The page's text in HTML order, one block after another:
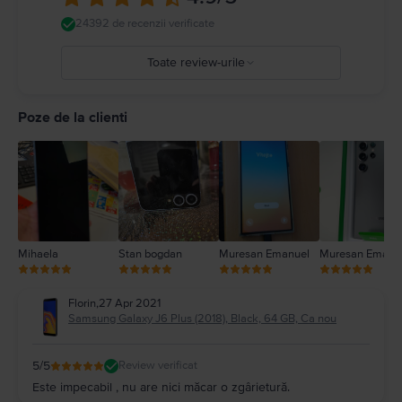
24392 de recenzii verificate
Toate review-urile
2
1
Poze de la clienti
Mihaela Stan bogdan Muresan Emanuel Muresan
Florin,27 Apr 2021
Samsung Galaxy J6 Plus (2018), Black, 64 GB, Ca nou
5/5 Review verificat
Este impecabil , nu are nici măcar o zgârietură.